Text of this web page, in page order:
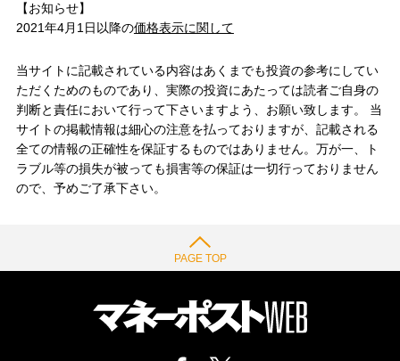
【お知らせ】
2021年4月1日以降の価格表示に関して
当サイトに記載されている内容はあくまでも投資の参考にしてい
ただくためのものであり、実際の投資にあたっては読者ご自身の
判断と責任において行って下さいますよう、お願い致します。 当
サイトの掲載情報は細心の注意を払っておりますが、記載される
全ての情報の正確性を保証するものではありません。万が一、ト
ラブル等の損失が被っても損害等の保証は一切行っておりません
ので、予めご了承下さい。
PAGE TOP